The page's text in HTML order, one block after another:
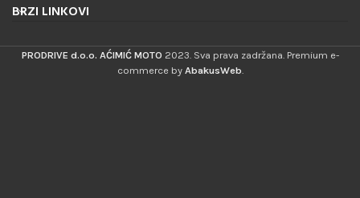
BRZI LINKOVI
PRODRIVE d.o.o. AĆIMIĆ MOTO 2023. Sva prava zadržana. Premium e-
commerce by AbakusWeb